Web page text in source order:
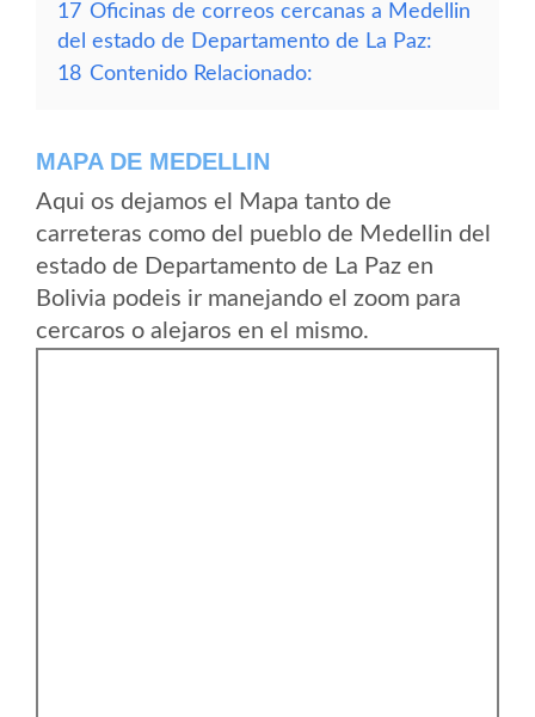
17 Oficinas de correos cercanas a Medellin
del estado de Departamento de La Paz:
18 Contenido Relacionado:
MAPA DE MEDELLIN
Aqui os dejamos el Mapa tanto de
carreteras como del pueblo de Medellin del
estado de Departamento de La Paz en
Bolivia podeis ir manejando el zoom para
cercaros o alejaros en el mismo.